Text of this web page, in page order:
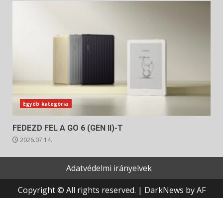
Egyéb kategória
FEDEZD FEL A GO 6 (GEN II)-T
2026.07.14.
Adatvédelmi irányelvek
Copyright © All rights reserved. | DarkNews by AF